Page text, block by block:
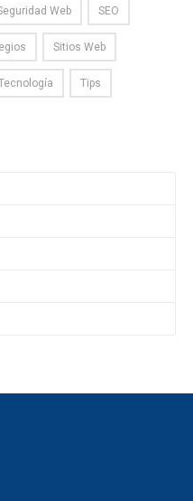
Web SEO
Sitios Web
Tips